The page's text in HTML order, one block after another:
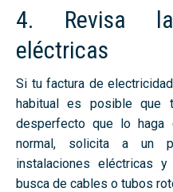
4. Revisa
eléctricas
Si tu factura de
habitual es posible que
desperfecto que lo haga
normal, solicita a un
instalaciones eléctricas
busca de cables o tubos